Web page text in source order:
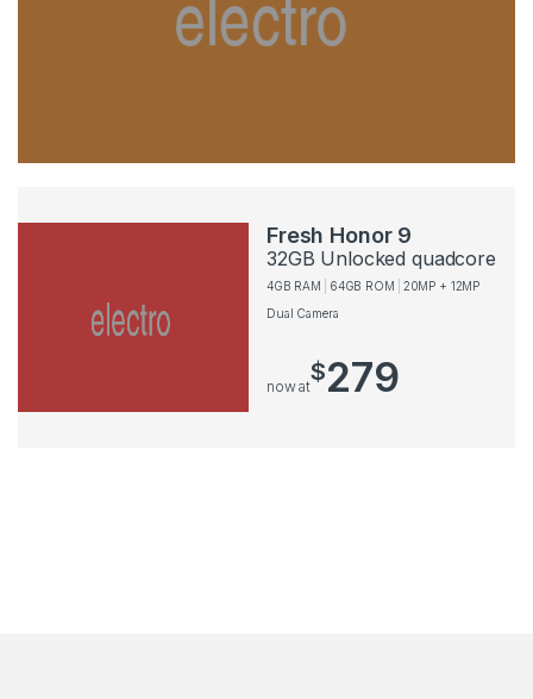
Fresh Honor 9
32GB Unlocked quadcore
4GB RAM 64GB ROM
20MP + 12MP
Dual Camera
now at
$279